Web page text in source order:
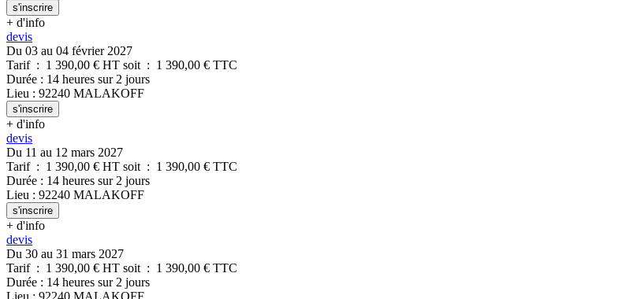
s'inscrire
+ d'info
devis
Du 03 au 04 février 2027
Tarif : 1 390,00 € HT soit : 1 390,00 € TTC
Durée : 14 heures sur 2 jours
Lieu : 92240 MALAKOFF
s'inscrire
+ d'info
devis
Du 11 au 12 mars 2027
Tarif : 1 390,00 € HT soit : 1 390,00 € TTC
Durée : 14 heures sur 2 jours
Lieu : 92240 MALAKOFF
s'inscrire
+ d'info
devis
Du 30 au 31 mars 2027
Tarif : 1 390,00 € HT soit : 1 390,00 € TTC
Durée : 14 heures sur 2 jours